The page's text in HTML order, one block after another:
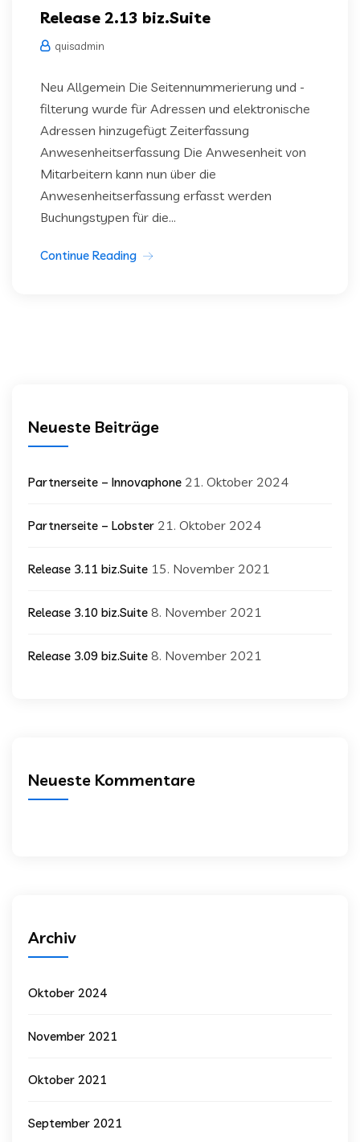
Release 2.13 biz.Suite
quisadmin
Neu Allgemein Die Seitennummerierung und -
filterung wurde für Adressen und elektronische
Adressen hinzugefügt Zeiterfassung
Anwesenheitserfassung Die Anwesenheit von
Mitarbeitern kann nun über die
Anwesenheitserfassung erfasst werden
Buchungstypen für die...
Continue Reading
Neueste Beiträge
Partnerseite – Innovaphone 21. Oktober 2024
Partnerseite – Lobster 21. Oktober 2024
Release 3.11 biz.Suite 15. November 2021
Release 3.10 biz.Suite 8. November 2021
Release 3.09 biz.Suite 8. November 2021
Neueste Kommentare
Archiv
Oktober 2024
November 2021
Oktober 2021
September 2021